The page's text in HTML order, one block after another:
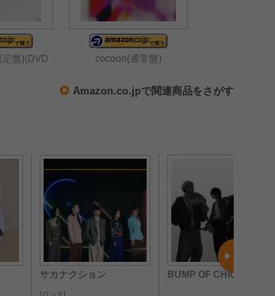
盤)(DVD
cocoon(通常盤)
Amazon.co.jpで関連商品をさがす
サカナクション
ロック
BUMP OF CHICKEN